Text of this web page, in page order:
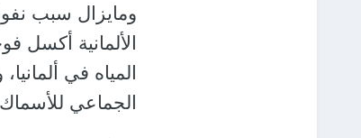
ومايزال سبب
الألمانية أكسل
المياه في
الجماعي للأسماك